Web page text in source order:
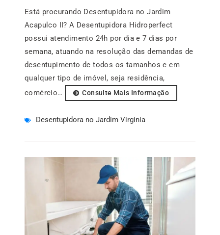
Está procurando Desentupidora no Jardim
Acapulco II? A Desentupidora Hidroperfect
possui atendimento 24h por dia e 7 dias por
semana, atuando na resolução das demandas de
desentupimento de todos os tamanhos e em
qualquer tipo de imóvel, seja residência,
comércio…
Consulte Mais Informação
Desentupidora no Jardim Virginia